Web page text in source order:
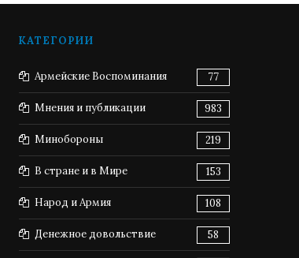
КАТЕГОРИИ
Армейские Воспоминания 77
Мнения и публикации 983
Минобороны 219
В стране и в Мире 153
Народ и Армия 108
Денежное довольствие 58